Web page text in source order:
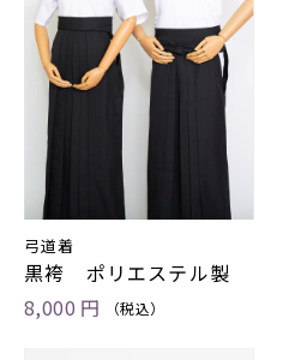
弓道着
黒袴 ポリエステル製
8,000 円
（税込）